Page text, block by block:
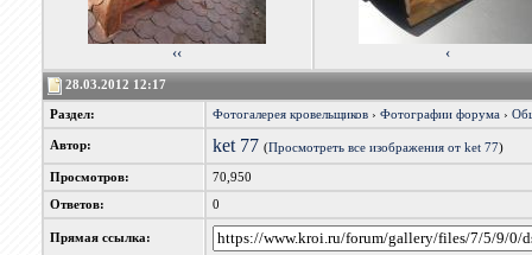
‹‹ ‹
28.03.2012 12:17
Раздел: Фотогалерея кровельщиков› Фотографии форума›
Автор: ket 77 (Просмотреть все изображения от ket 77)
Просмотров: 70,950
Ответов: 0
Прямая ссылка: